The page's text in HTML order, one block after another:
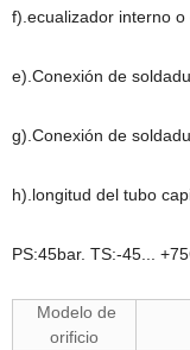
f).ecualizador interno o
e).Conexión de
g).Conexión de
h).longitud del tubo
PS:45bar. TS:-45...
Modelo de
orificio